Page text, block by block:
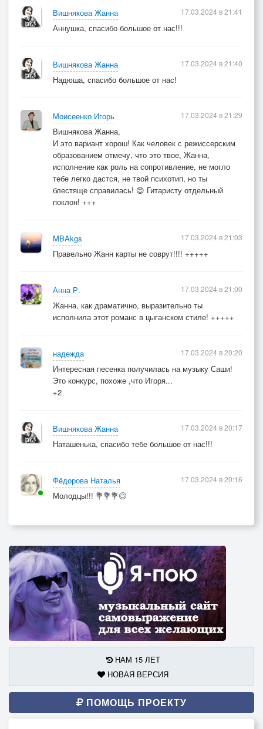
Вишнякова Жанна
Аннушка, спасибо большое от нас!!!
17.03.2024 в 21:41
Вишнякова Жанна
Надюша, спасибо большое от нас!
17.03.2024 в 21:40
Моисеенко Игорь
Вишнякова Жанна,
И это вариант хорош! Как человек с режиссерским
образованием отмечу, что это твое, Жанна,
исполнение как роль на сопротивление, не могло
тебе легко дастся, не твой психотип, но ты
блестяще справилась! 😊 Гитаристу отдельный
поклон! +++
17.03.2024 в 21:29
MBAkgs
Правельно Жанн карты не соврут!!!! +++++
17.03.2024 в 21:03
Анна Р.
Жанна, как драматично, выразительно ты
исполнила этот романс в цыганском стиле! +++++
17.03.2024 в 21:00
надежда
Интересная песенка получилась на музыку Саши!
Это конкурс, похоже ,что Игоря...
+2
17.03.2024 в 20:20
Вишнякова Жанна
Наташенька, спасибо тебе большое от нас!!!
17.03.2024 в 20:17
Фёдорова Наталья
Молодцы!!! 💐💐💐😊
17.03.2024 в 20:16
НАМ 15 ЛЕТ
НОВАЯ ВЕРСИЯ
ПОМОЩЬ ПРОЕКТУ